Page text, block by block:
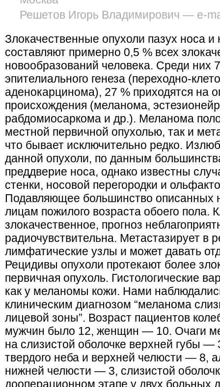
Решетов Игорь Владимирович — e-
Злокачественные опухоли пазух носа и
составляют примерно 0,5 % всех
новообразований человека. Среди них
эпителиального генеза (переходно-
аденокарцинома), 27 % приходятся на
происхождения (меланома,
рабдомиосаркома и др.). Меланома
местной первичной опухолью, так и
что бывает исключительно редко.
данной опухоли, по данным
преддверие носа, однако известны
стенки, носовой перегородки и
Подавляющее большинство описанных
лицам пожилого возраста обоего пола.
злокачественное, прогноз
радиочувствительна. Метастазирует в
лимфатические узлы и может давать
Рецидивы опухоли протекают более
первичная опухоль. Гистологические
как у меланомы кожи. Нами
клиническим диагнозом “меланома
лицевой зоны”. Возраст пациентов
мужчин было 12, женщин — 10. Очаги
на слизистой оболочке верхней губы —
твердого неба и верхней челюсти — 8,
нижней челюсти — 3, слизистой
дооперационном этапе у двух больных